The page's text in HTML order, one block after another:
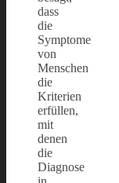
dass
die
Symptome
von
Menschen
die
Kriterien
erfüllen,
mit
denen
die
Diagnose